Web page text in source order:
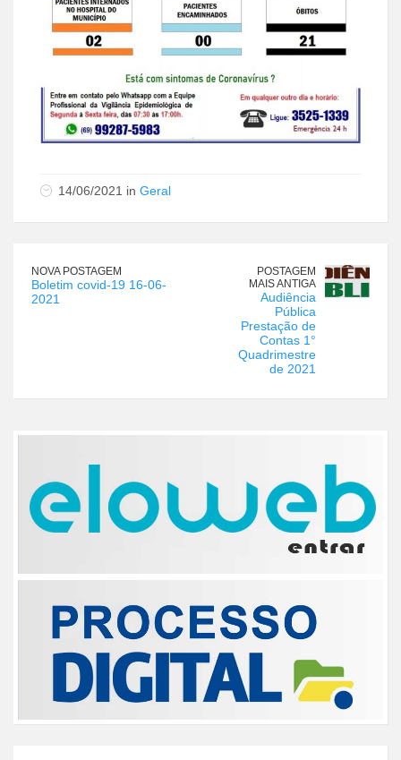
14/06/2021 in Geral
NOVA POSTAGEM
Boletim covid-19 16-06-
2021
POSTAGEM
MAIS ANTIGA
Audiência
Pública
Prestação de
Contas 1°
Quadrimestre
de 2021